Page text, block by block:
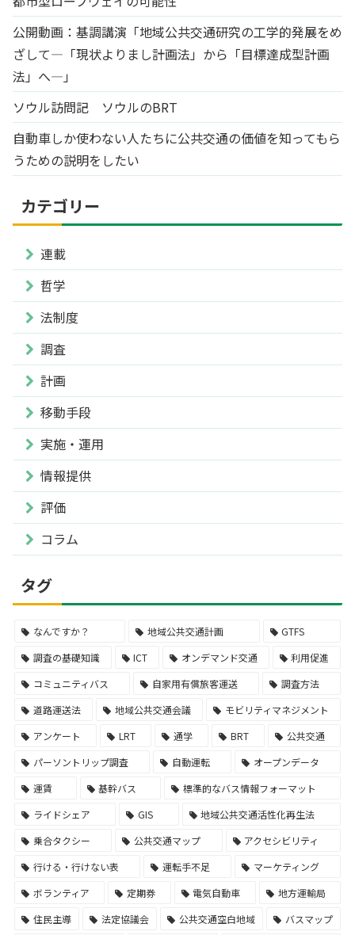
公開動画：基調講演「地域公共交通研究の工学的発展をめ
ざして―「現状よりまし計画法」から「目標達成型計画
法」へ―」
ソウル訪問記 ソウルのBRT
自動車しか使わない人たちに公共交通の価値を知ってもら
うための説明をしたい
カテゴリー
連載
哲学
法制度
調査
計画
移動手段
実施・運用
情報提供
評価
コラム
タグ
なんですか？ 地域公共交通計画
GTFS
調査の基礎知識
ICT オンデマンド交通
利用促進
コミュニティバス
自家用有償旅客運送
調査方法
道路運送法
地域公共交通会議
モビリティマネジメント
アンケート
LRT 通学 BRT
公共交通
パーソントリップ調査
自動運転
オープンデータ
運賃
基幹バス
標準的なバス情報フォーマット
ライドシェア
GIS
地域公共交通活性化再生法
乗合タクシー
公共交通マップ
アクセシビリティ
行ける・行けない表
運転手不足
マーケティング
ボランティア
定期券 電気自動車
地方運輸局
住民主導
法定協議会 公共交通空白地域 バスマップ